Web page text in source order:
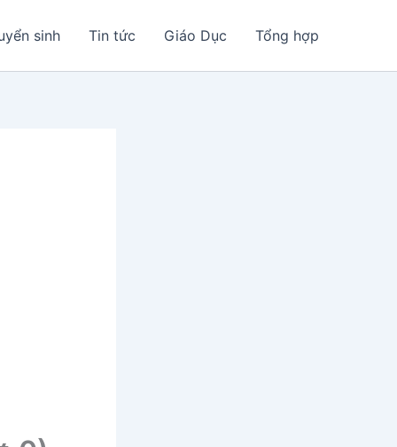
sinh Tin tức Giáo Dục Tổng hợp